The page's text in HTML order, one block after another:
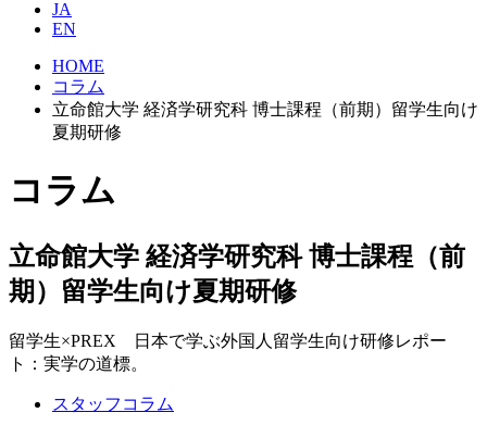
JA
EN
HOME
コラム
立命館大学 経済学研究科 博士課程（前期）留学生向け
夏期研修
コラム
立命館大学 経済学研究科 博士課程（前
期）留学生向け夏期研修
留学生×PREX 日本で学ぶ外国人留学生向け研修レポー
ト：実学の道標。
スタッフコラム